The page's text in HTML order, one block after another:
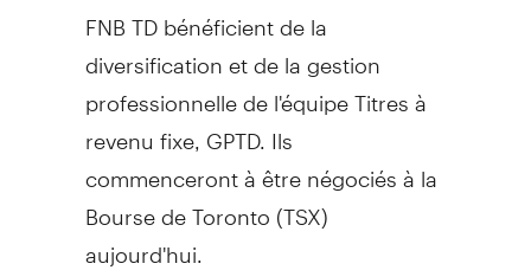
FNB TD bénéficient de la
diversification et de la gestion
professionnelle de l'équipe Titres à
revenu fixe, GPTD. Ils
commenceront à être négociés à la
Bourse deToronto(TSX)
aujourd'hui.